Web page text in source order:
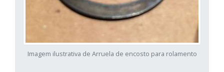
Imagem ilustrativa de Arruela de encosto para rolamento